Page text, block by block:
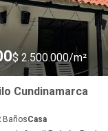
$ 2.500.000/m²
Cundinamarca
BañosCasa